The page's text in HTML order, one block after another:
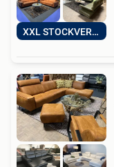
XXL STOCKVERKOOP